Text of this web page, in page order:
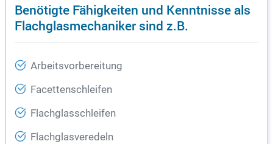
Benötigte Fähigkeiten und Kenntnisse als
Flachglasmechaniker sind z.B.
Arbeitsvorbereitung
Facettenschleifen
Flachglasschleifen
Flachglasveredeln